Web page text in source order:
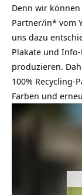
Denn wir
Partner/in* vom
uns dazu
Plakate und
produzieren.
100% Recycling-
Farben und